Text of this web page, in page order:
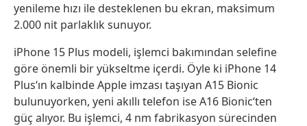
yenileme hızı ile desteklenen bu ekran, maksimum
2.000 nit parlaklık sunuyor.
iPhone 15 Plus modeli, işlemci bakımından selefine
göre önemli bir yükseltme içerdi. Öyle ki iPhone 14
Plus‘ın kalbinde Apple imzası taşıyan A15 Bionic
bulunuyorken, yeni akıllı telefon ise A16 Bionic‘ten
güç alıyor. Bu işlemci, 4 nm fabrikasyon sürecinden